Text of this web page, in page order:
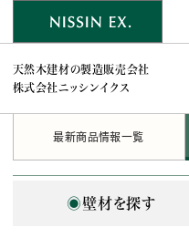
天然木建材の製造販売会社
株式会社ニッシンイクス
最新商品情報一覧
◉壁材を探す